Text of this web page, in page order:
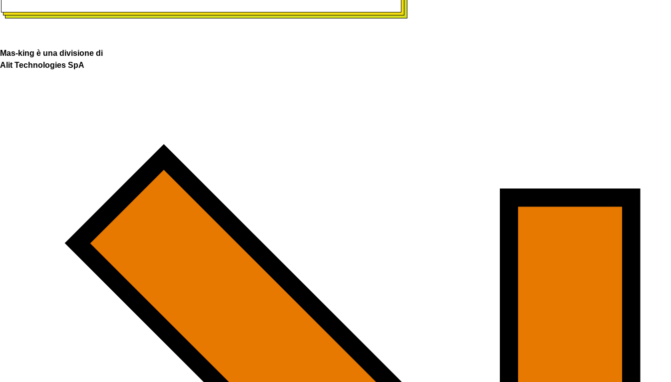
Mas-king è una divisione di
Alit Technologies SpA